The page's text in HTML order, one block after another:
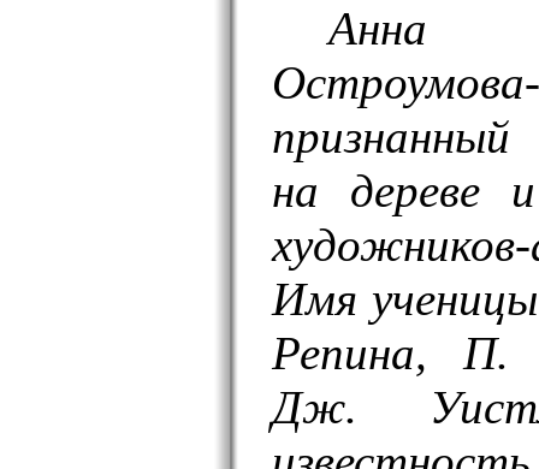
Анна
на дереве
художников-
Имя
Репина, П.
Дж.